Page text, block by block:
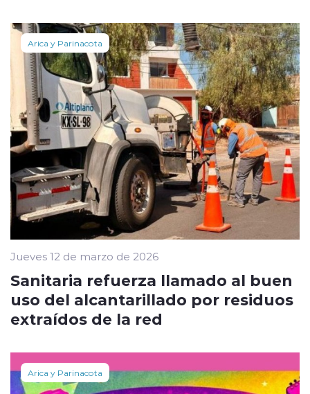
Arica y Parinacota
Jueves 12 de marzo de 2026
Sanitaria refuerza llamado al buen
uso del alcantarillado por residuos
extraídos de la red
Arica y Parinacota